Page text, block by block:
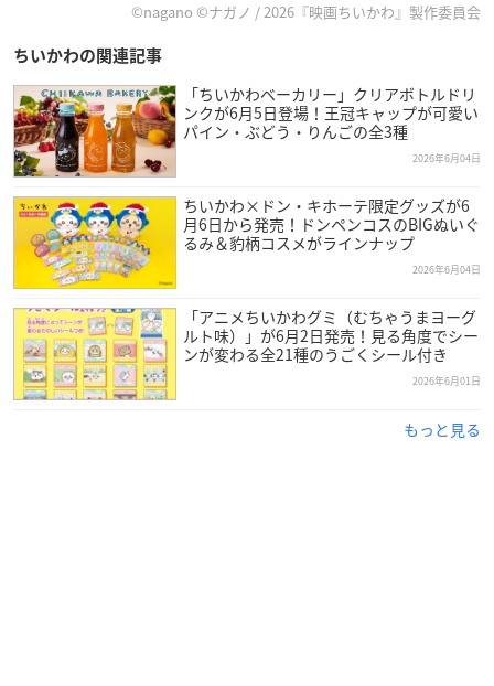
©nagano ©ナガノ / 2026『映画ちいかわ』製作委員会
ちいかわの関連記事
「ちいかわベーカリー」クリアボトルドリ
ンクが6月5日登場！王冠キャップが可愛い
パイン・ぶどう・りんごの全3種
2026年6月04日
ちいかわ×ドン・キホーテ限定グッズが6
月6日から発売！ドンペンコスのBIGぬいぐ
るみ＆豹柄コスメがラインナップ
2026年6月04日
「アニメちいかわグミ（むちゃうまヨーグ
ルト味）」が6月2日発売！見る角度でシー
ンが変わる全21種のうごくシール付き
2026年6月01日
もっと見る